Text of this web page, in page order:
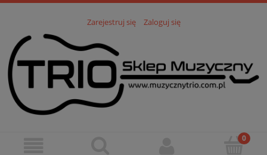
Zarejestruj się Zaloguj się